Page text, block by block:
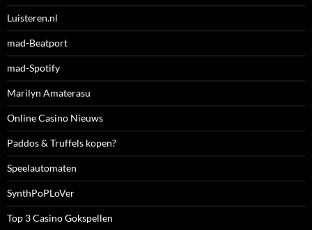
Luisteren.nl
mad-Beatport
mad-Spotify
Marilyn Amaterasu
Online Casino Nieuws
Paddos & Truffels kopen?
Speelautomaten
SynthPoPLoVer
Top 3 Casino Gokspellen